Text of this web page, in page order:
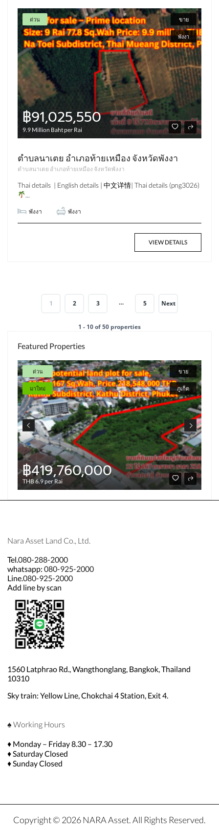
ด่วน ขาย
พังงา
฿91,025,550
9.9 Million Baht per Rai
ตำบลนาเตย อำเภอท้ายเหมือง จังหวัดพังงา
ตำบลนาเตย อำเภอท้ายเหมือง จังหวัดพังงา
Thai details | English details | 中文详情| Thai details (png3026)
...
พังงา พังงา
VIEW DETAILS
1 2 3 … 5 Next
1 - 10 of 50 properties
Featured Properties
ด่วน
มาใหม่
ขาย
ภูเก็ต
฿419,760,000
THB 6.9 per Rai
Nara Asset Land Co., Ltd.
Tel.080-288-2000
whatsapp: 080-925-2000
Line.080-925-2000
Add line by scan
1560 Latphrao Rd., Wangthonglang, Bangkok, Thailand
10310
Sky train: Yellow Line, Chokchai 4 Station, Exit 4.
♠ Working Hours
♦ Monday – Friday 8.30 – 17.30
♦ Saturday Closed
♦ Sunday Closed
Copyright © 2026 NARA Asset. All Rights Reserved.